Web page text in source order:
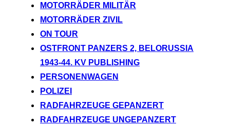
MOTORRÄDER MILITÄR
MOTORRÄDER ZIVIL
ON TOUR
OSTFRONT PANZERS 2, BELORUSSIA
1943-44. KV PUBLISHING
PERSONENWAGEN
POLIZEI
RADFAHRZEUGE GEPANZERT
RADFAHRZEUGE UNGEPANZERT